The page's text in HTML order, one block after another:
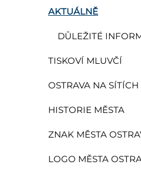
AKTUÁLNĚ
DŮLEŽITÉ
TISKOVÍ MLUVČÍ
OSTRAVA NA SÍTÍCH
HISTORIE MĚSTA
ZNAK MĚSTA
LOGO MĚSTA